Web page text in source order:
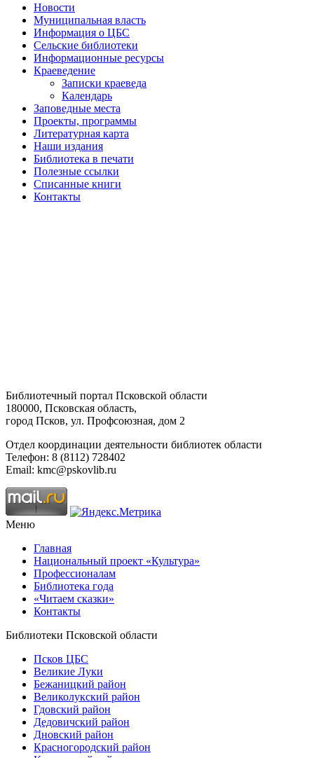
Новости
Муниципальная власть
Информация о ЦБС
Сельские библиотеки
Информационные ресурсы
Краеведение
Записки краеведа
Календарь
Заповедные места
Проекты, программы
Литературная карта
Наши издания
Библиотека в печати
Полезные ссылки
Списанные книги
Контакты
Библиотечный портал Псковской области
180000, Псковская область,
город Псков, ул. Профсоюзная, дом 2
Отдел координации деятельности библиотек области
Телефон: 8 (8112) 728402
Email: kmc@pskovlib.ru
Меню
Главная
Национальный проект «Культура»
Профессионалам
Библиотека года
«Читаем сказки»
Контакты
Библиотеки Псковской области
Псков ЦБС
Великие Луки
Бежаницкий район
Великолукский район
Гдовский район
Дедовичский район
Дновский район
Красногородский район